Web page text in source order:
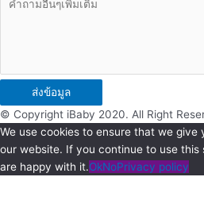
ส่งข้อมูล
© Copyright iBaby 2020. All Right
We use cookies to ensure that we give
our website. If you continue to use this
are happy with it.OkNoPrivacy policy